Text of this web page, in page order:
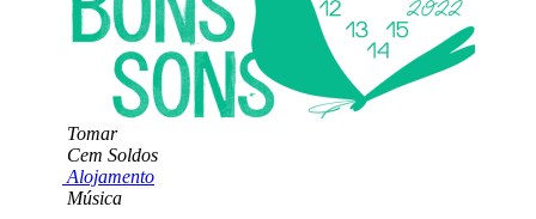
Tomar
Cem Soldos
Alojamento
Música